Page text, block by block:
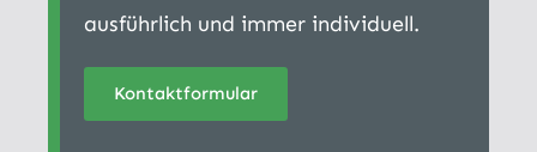
ausführlich und immer individuell.
Kontaktformular